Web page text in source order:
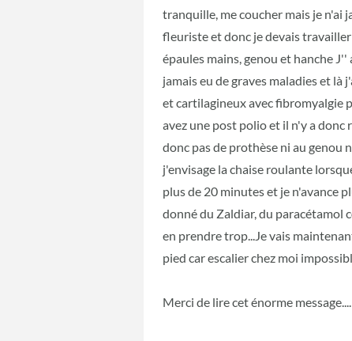
tranquille, me coucher mais je n'ai
fleuriste et donc je devais
épaules mains, genou et hanche
jamais eu de graves maladies et
et cartilagineux avec fibromyalgie
avez une post polio et il n'y a donc
donc pas de prothèse ni au genou
j'envisage la chaise roulante
plus de 20 minutes et je n'avance
donné du Zaldiar, du paracétamol
en prendre trop...Je vais
pied car escalier chez moi
Merci de lire cet énorme message....